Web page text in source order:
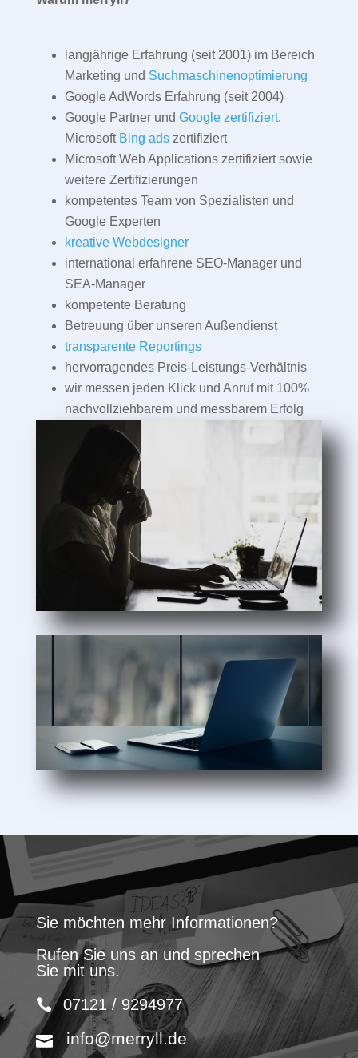
langjährige Erfahrung (seit 2001) im Bereich
Marketing und Suchmaschinenoptimierung
Google AdWords Erfahrung (seit 2004)
Google Partner und Google zertifiziert,
Microsoft Bing adszertifiziert
Microsoft Web Applications zertifiziert sowie
weitere Zertifizierungen
kompetentes Team von Spezialisten und
Google Experten
kreative Webdesigner
international erfahrene SEO-Manager und
SEA-Manager
kompetente Beratung
Betreuung über unseren Außendienst
transparente Reportings
hervorragendes Preis-Leistungs-Verhältnis
wir messen jeden Klick und Anruf mit 100%
nachvollziehbarem und messbarem Erfolg
Sie möchten mehr Informationen?
Rufen Sie uns an und sprechen
Sie mit uns.
07121 / 9294977
info@merryll.de